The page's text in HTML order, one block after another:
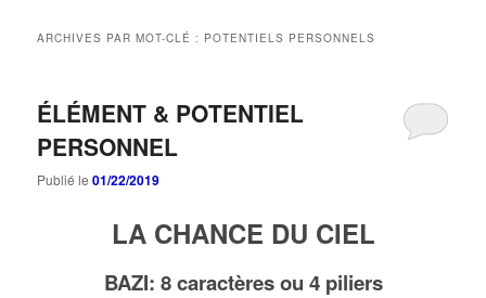
ARCHIVES PAR MOT-CLÉ : POTENTIELS PERSONNELS
ÉLÉMENT & POTENTIEL
PERSONNEL
Publié le01/22/2019
LA CHANCE DU CIEL
BAZI: 8 caractères ou 4 piliers